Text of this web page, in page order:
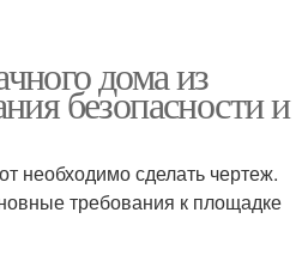
дома из
безопасности и
необходимо сделать чертеж.
требования к площадке